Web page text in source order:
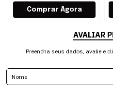
AVALIAR
Preencha seus dados, avalie e